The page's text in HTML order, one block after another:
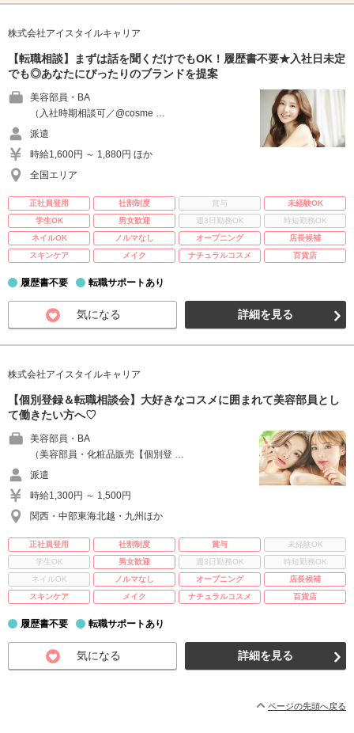
株式会社アイスタイルキャリア
【転職相談】まずは話を聞くだけでもOK！履歴書不要★入社日未定
でも◎あなたにぴったりのブランドを提案
美容部員・BA
（入社時期相談可／@cosme …
派遣
時給1,600円 ～ 1,880円 ほか
全国エリア
正社員登用 社割制度 賞与
未経験OK
学生OK
男女歓迎 週3日勤務OK
時短勤務OK
ネイルOK
ノルマなし オープニング
店長候補
スキンケア
メイク ナチュラルコスメ 百貨店
履歴書不要 転職サポートあり
気になる 詳細を見る
株式会社アイスタイルキャリア
【個別登録＆転職相談会】大好きなコスメに囲まれて美容部員とし
て働きたい方へ♡
美容部員・BA
（美容部員・化粧品販売【個別登 …
派遣
時給1,300円 ～ 1,500円
関西・中部東海北越・九州ほか
正社員登用 社割制度 賞与
未経験OK
学生OK
男女歓迎 週3日勤務OK
時短勤務OK
ネイルOK
ノルマなし オープニング
店長候補
スキンケア
メイク ナチュラルコスメ 百貨店
履歴書不要 転職サポートあり
気になる 詳細を見る
ページの先頭へ戻る